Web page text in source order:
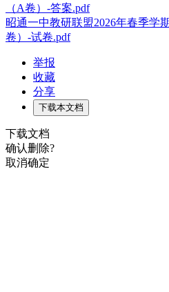
（A卷）-答案.pdf
昭通一中教研联盟2026年春季学
卷）-试卷.pdf
举报
收藏
分享
下载本文档
下载文档
确认删除?
取消确定